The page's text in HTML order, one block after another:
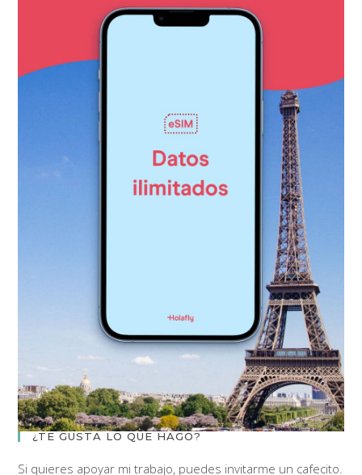
¿TE GUSTA LO QUE HAGO?
Si quieres apoyar mi trabajo, puedes invitarme un cafecito.